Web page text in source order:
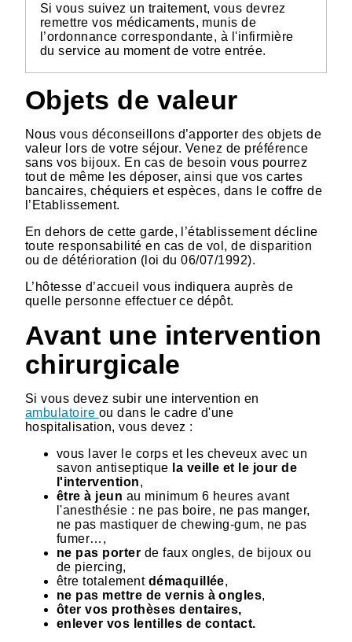
Si vous suivez un traitement, vous devrez
remettre vos médicaments, munis de
l’ordonnance correspondante, à l'infirmière
du service au moment de votre entrée.
Objets de valeur
Nous vous déconseillons d’apporter des objets de
valeur lors de votre séjour. Venez de préférence
sans vos bijoux. En cas de besoin vous pourrez
tout de même les déposer, ainsi que vos cartes
bancaires, chéquiers et espèces, dans le coffre de
l’Etablissement.
En dehors de cette garde, l’établissement décline
toute responsabilité en cas de vol, de disparition
ou de détérioration (loi du 06/07/1992).
L’hôtesse d’accueil vous indiquera auprès de
quelle personne effectuer ce dépôt.
Avant une intervention
chirurgicale
Si vous devez subir une intervention en
ambulatoire ou dans le cadre d'une
hospitalisation, vous devez :
vous laver le corps et les cheveux avec un
savon antiseptique la veille et le jour de
l'intervention,
être à jeun au minimum 6 heures avant
l'anesthésie : ne pas boire, ne pas manger,
ne pas mastiquer de chewing-gum, ne pas
fumer…,
ne pas porter de faux ongles, de bijoux ou
de piercing,
être totalement démaquillée,
ne pas mettre de vernis à ongles,
ôter vos prothèses dentaires,
enlever vos lentilles de contact.